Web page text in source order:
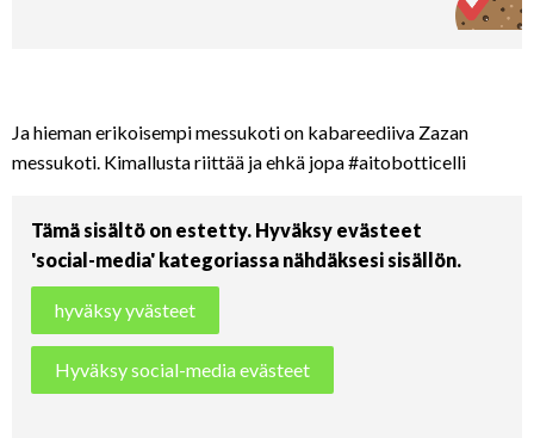
Ja hieman erikoisempi messukoti on kabareediiva Zazan
messukoti. Kimallusta riittää ja ehkä jopa #aitobotticelli
Tämä sisältö on estetty. Hyväksy evästeet
'social-media' kategoriassa nähdäksesi sisällön.
hyväksy yvästeet
Hyväksy social-media evästeet